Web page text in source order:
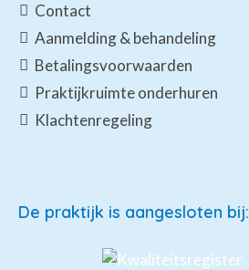
Contact
Aanmelding & behandeling
Betalingsvoorwaarden
Praktijkruimte onderhuren
Klachtenregeling
De praktijk is aangesloten bij: